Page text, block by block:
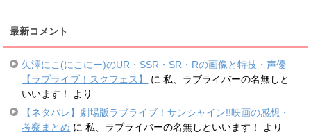
最新コメント
矢澤にこ(にこにー)のUR・SSR・SR・Rの画像と特技・声優
【ラブライブ！スクフェス】
に私、ラブライバーの名無しと
いいます！
より
【ネタバレ】劇場版ラブライブ！サンシャイン!!映画の感想・
考察まとめ に私、ラブライバーの名無しといいます！
より